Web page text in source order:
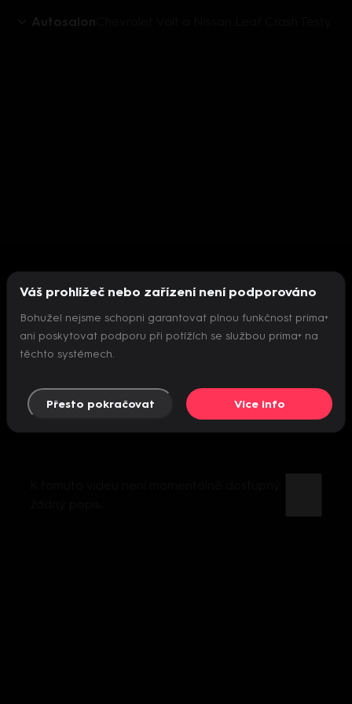
Autosalon
Nepodařilo se inicializovat přehrávač
Váš prohlížeč nebo zařízení není podporováno
Bohužel nejsme schopni garantovat plnou funkčnost prima+
ani poskytovat podporu při potížích se službou prima+ na
těchto systémech.
Přesto pokračovat Více info